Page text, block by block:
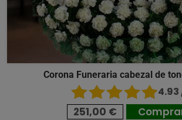
Corona Funeraria cabezal de
4.93
251,00 €